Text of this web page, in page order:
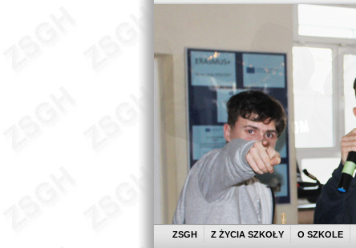
ZSGH Z ŻYCIA SZKOŁY O SZKOLE